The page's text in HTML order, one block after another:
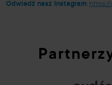
Odwiedź nasz Instagram: https://